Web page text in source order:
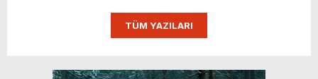
TÜM YAZILARI